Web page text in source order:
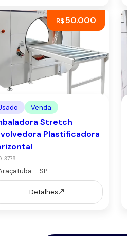
R$50.000
Venda
Stretch
Plastificadora
3779
– SP
Detalhes